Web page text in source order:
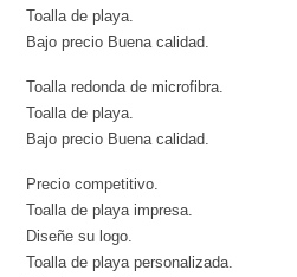
Toalla de playa.
Bajo precio Buena calidad.
Toalla redonda de microfibra.
Toalla de playa.
Bajo precio Buena calidad.
Precio competitivo.
Toalla de playa impresa.
Diseñe su logo.
Toalla de playa personalizada.